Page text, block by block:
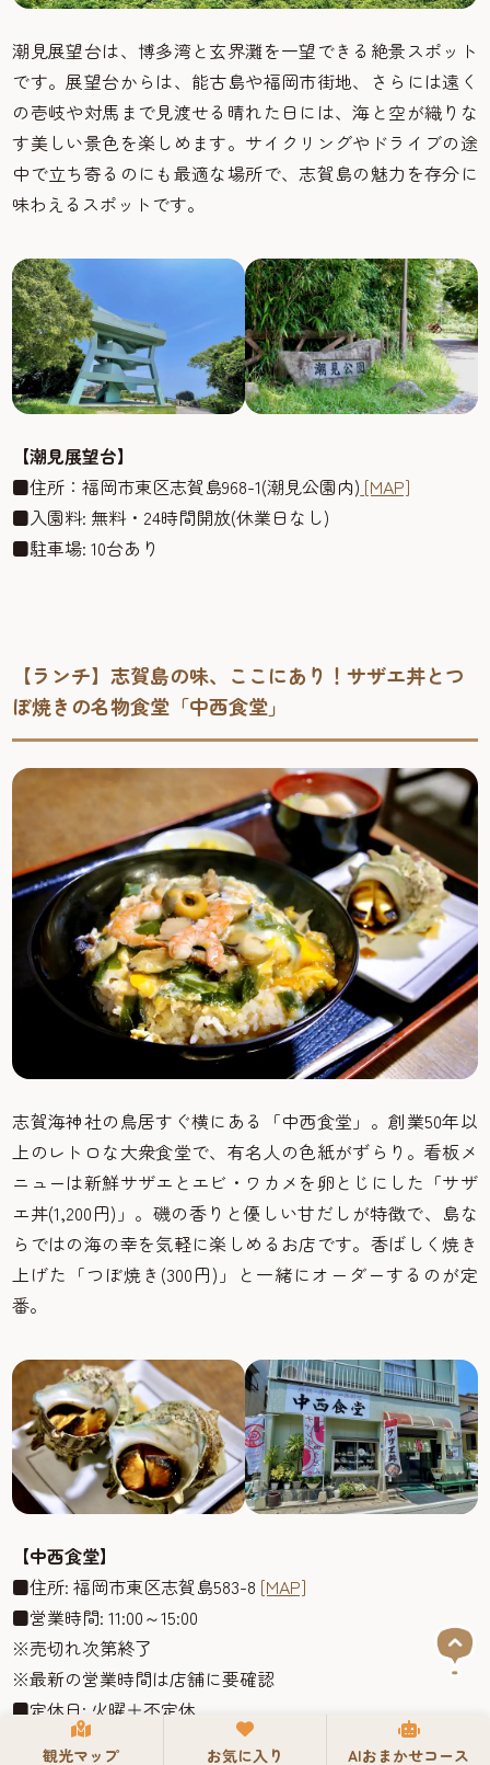
潮見展望台は、博多湾と玄界灘を一望できる絶景スポット
です。展望台からは、能古島や福岡市街地、さらには遠く
の壱岐や対馬まで見渡せる晴れた日には、海と空が織りな
す美しい景色を楽しめます。サイクリングやドライブの途
中で立ち寄るのにも最適な場所で、志賀島の魅力を存分に
味わえるスポットです。
【潮見展望台】
■住所：福岡市東区志賀島968-1(潮見公園内) [MAP]
■入園料: 無料・24時間開放(休業日なし)
■駐車場: 10台あり
【ランチ】志賀島の味、ここにあり！サザエ丼とつ
ぼ焼きの名物食堂「中西食堂」
志賀海神社の鳥居すぐ横にある「中西食堂」。創業50年以
上のレトロな大衆食堂で、有名人の色紙がずらり。看板メ
ニューは新鮮サザエとエビ・ワカメを卵とじにした「サザ
エ丼(1,200円)」。磯の香りと優しい甘だしが特徴で、島な
らではの海の幸を気軽に楽しめるお店です。香ばしく焼き
上げた「つぼ焼き(300円)」と一緒にオーダーするのが定
番。
【中西食堂】
■住所: 福岡市東区志賀島583-8 [MAP]
■営業時間: 11:00～15:00
※売切れ次第終了
※最新の営業時間は店舗に要確認
■定休日: 火曜＋不定休
■TEL: 092-603-6546
観光マップ お気に入り AIおまかせコース